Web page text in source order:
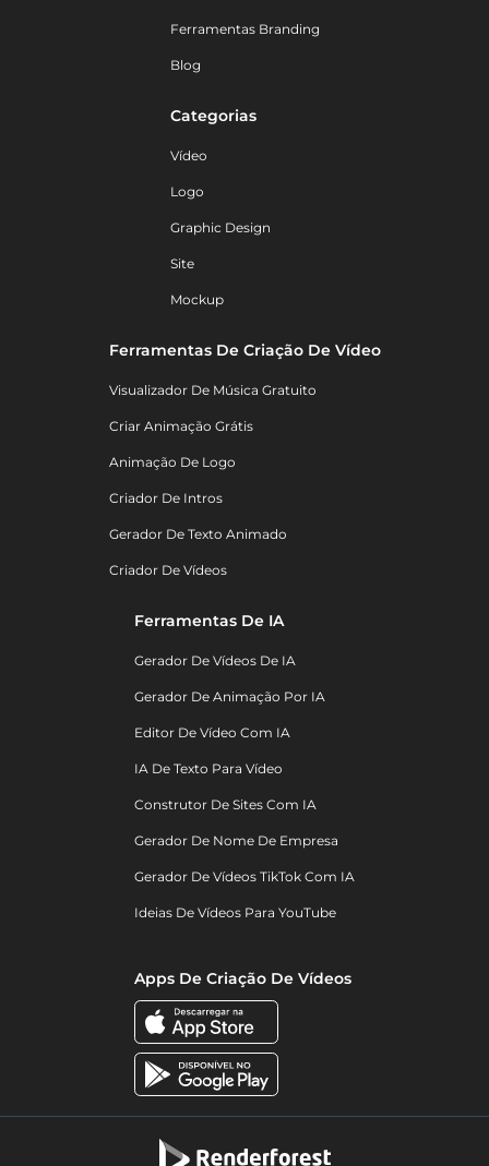
Ferramentas Branding
Blog
Categorias
Vídeo
Logo
Graphic Design
Site
Mockup
Ferramentas De Criação De Vídeo
Visualizador De Música Gratuito
Criar Animação Grátis
Animação De Logo
Criador De Intros
Gerador De Texto Animado
Criador De Vídeos
Ferramentas De IA
Gerador De Vídeos De IA
Gerador De Animação Por IA
Editor De Vídeo Com IA
IA De Texto Para Vídeo
Construtor De Sites Com IA
Gerador De Nome De Empresa
Gerador De Vídeos TikTok Com IA
Ideias De Vídeos Para YouTube
Apps De Criação De Vídeos